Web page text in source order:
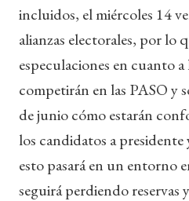
incluidos, el miércoles 14
alianzas electorales, por lo
especulaciones en cuanto
competirán en las PASO y
de junio cómo estarán
los candidatos a
esto pasará en un entorno
seguirá perdiendo reservas